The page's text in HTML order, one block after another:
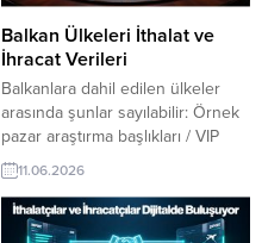
toptancısı hizmet şirket adresleri,
iletişim bilgileri ve ilgili oldukları
ürün...
Balkan Ülkeleri İthalat ve
İhracat Verileri
Balkanlara dahil edilen ülkeler
arasında şunlar sayılabilir: Örnek
pazar araştırma başlıkları / VIP
üyelere ücretsiz sağlanıyor Not:
Bu liste kesin değildir; bazı
coğrafyacılar ya da tarihçiler
“Balkan ülkeleri” tanımına farklı
11.06.2026